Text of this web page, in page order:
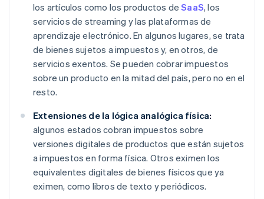
los artículos como los productos deSaaS, los
servicios de streaming y las plataformas de
aprendizaje electrónico. En algunos lugares, se trata
de bienes sujetos a impuestos y, en otros, de
servicios exentos. Se pueden cobrar impuestos
sobre un producto en la mitad del país, pero no en el
resto.
Extensiones de la lógica analógica física:
algunos estados cobran impuestos sobre
versiones digitales de productos que están sujetos
a impuestos en forma física. Otros eximen los
equivalentes digitales de bienes físicos que ya
eximen, como libros de texto y periódicos.